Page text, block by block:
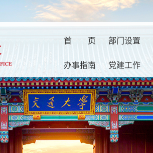
首 页 部门设置
办事指南 党建工作